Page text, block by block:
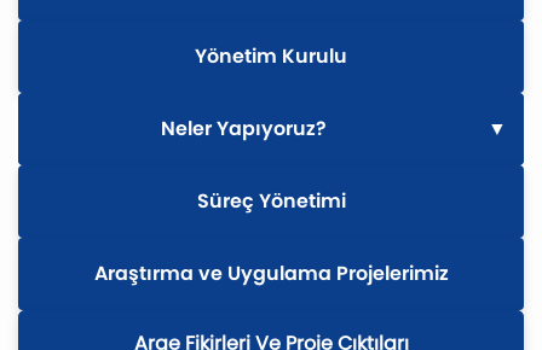
Yönetim Kurulu
Neler Yapıyoruz? ▼
Öğrenciler İçin
Süreç Yönetimi
Araştırma ve Uygulama Projelerimiz
Arge Fikirleri Ve Proje Çıktıları